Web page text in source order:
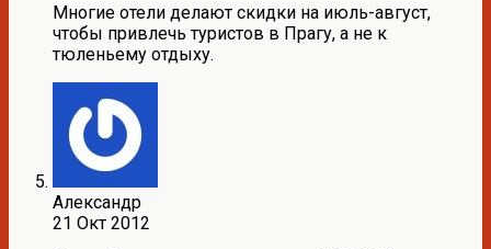
Многие отели делают скидки на июль-август,
чтобы привлечь туристов в Прагу, а не к
тюленьему отдыху.
Александр
21 Окт 2012